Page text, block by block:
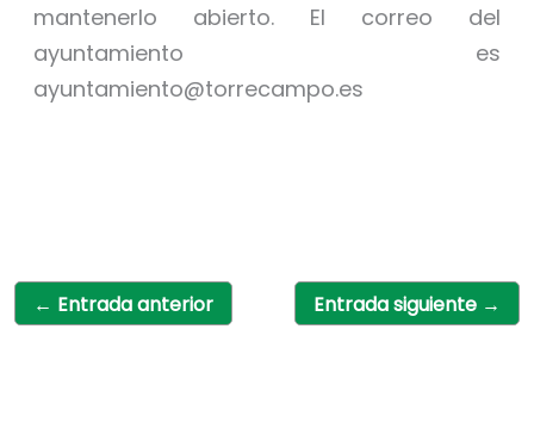
mantenerlo abierto. El correo del
ayuntamiento es
ayuntamiento@torrecampo.es
← Entrada anterior Entrada siguiente →